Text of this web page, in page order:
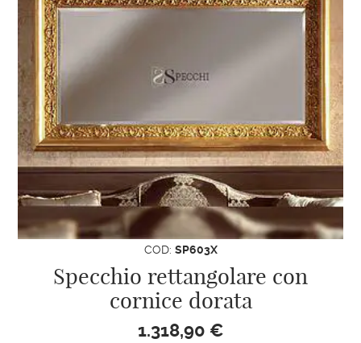
COD: SP603X
Specchio rettangolare con
cornice dorata
1.318,90 €